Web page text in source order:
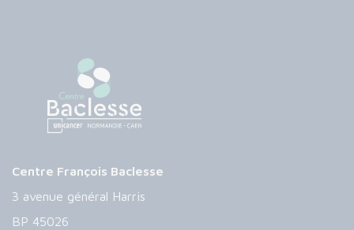
Centre François Baclesse
3 avenue général Harris
BP 45026